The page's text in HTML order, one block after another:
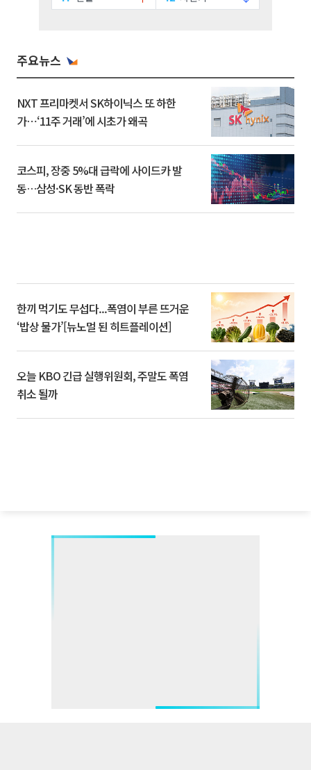
주요뉴스
NXT 프리마켓서 SK하이닉스 또 하한
가⋯‘11주 거래’에 시초가 왜곡
코스피, 장중 5%대 급락에 사이드카 발
동…삼성·SK 동반 폭락
한끼 먹기도 무섭다...폭염이 부른 뜨거운
‘밥상 물가’[뉴노멀 된 히트플레이션]
오늘 KBO 긴급 실행위원회, 주말도 폭염
취소 될까